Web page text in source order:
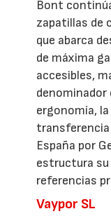
Bont
zapatillas de
que abarca
de máxima
accesibles,
denominador
ergonomía,
España por
estructura
referencias
Vaypor SL